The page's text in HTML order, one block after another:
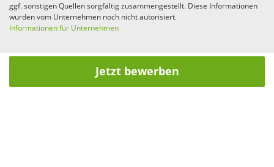
ggf. sonstigen Quellen sorgfältig zusammengestellt. Diese Informationen
wurden vom Unternehmen noch nicht autorisiert.
Informationen für Unternehmen
Jetzt bewerben